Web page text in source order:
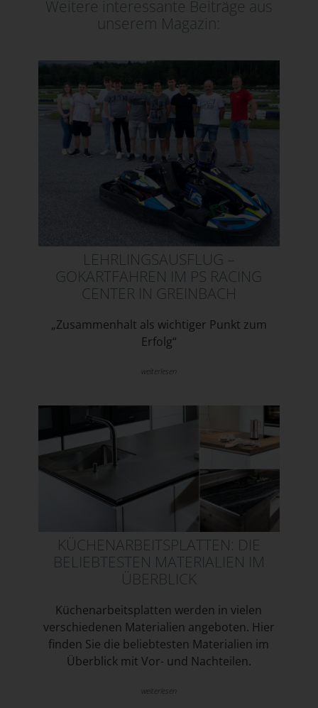
Weitere interessante Beiträge aus
unserem Magazin:
LEHRLINGSAUSFLUG –
GOKARTFAHREN IM PS RACING
CENTER IN GREINBACH
„Zusammenhalt als wichtiger Punkt zum
Erfolg“
weiterlesen
KÜCHENARBEITSPLATTEN: DIE
BELIEBTESTEN MATERIALIEN IM
ÜBERBLICK
Küchenarbeitsplatten werden in vielen
verschiedenen Materialien angeboten. Hier
finden Sie die beliebtesten Materialien im
Überblick mit Vor- und Nachteilen.
weiterlesen